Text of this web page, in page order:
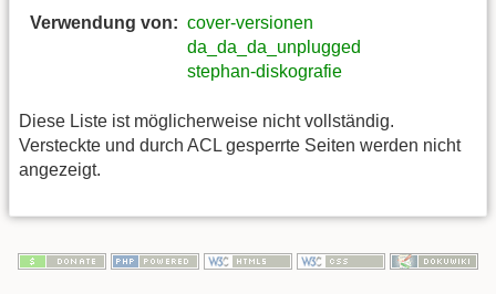
Verwendung von: cover-versionen
da_da_da_unplugged
stephan-diskografie
Diese Liste ist möglicherweise nicht vollständig.
Versteckte und durch ACL gesperrte Seiten werden nicht
angezeigt.